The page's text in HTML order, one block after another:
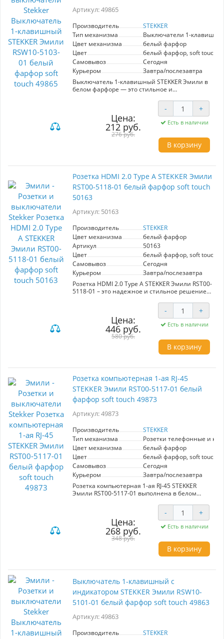
Артикул: 49865
Производитель
STEKKER
Тип механизма
Выключатели 1-
Цвет механизма
белый фарфор
Цвет
белый фарфор, soft touch
Самовывоз
Сегодня
Курьером
Завтра/послезавтра
Выключатель 1-клавишный STEKKER Эмили в
белом фарфоре — это стильное и
Артикул 49865 входит в уникальную серию
Эмили, известную своим элегантным
дизайном и простыми линиями.
Изготовленный из прочного поликарбоната,
этот выключатель безопасен: не
поддерживает горение и выдерживает
температуру свыше 850 °C. Номинальное
делает его подходящим для большинства
Внутренний блок из полиамида 6.6 и
токоведущая часть из оловяннофосфорной
бронзы обеспечивают надежность и
долговечность эксплуатации. Компактные
размеры 71x71x40 мм и скрытый тип
установки позволяют легко интегрировать
выключатель в любые дизайнерские решения.
Soft touch покрытие делает его приятным на
ощупь, а белый цвет придаёт особую
изысканность. Выбор STEKKER — это
уверенность в качестве и стильный акцент
вашего дома.
Цена:
212 руб.
276 руб.
- +
Есть в наличии
В корзину
Розетка HDMI 2.0 Type A STEKKER Эмили
RST00-5118-01 белый фарфор soft touch
50163
Артикул: 50163
Производитель
STEKKER
Цвет механизма
белый фарфор
Артикул
50163
Цвет
белый фарфор, soft touch
Самовывоз
Сегодня
Курьером
Завтра/послезавтра
Розетка HDMI 2.0 Type A STEKKER Эмили RST00-
5118-01 – это надежное и стильное решение
Изготовленная из качественных материалов
(поликарбонат, латунь, сталь), она гарантирует
долгий срок службы до 25 лет. Элегантный
дизайн в цвете белый фарфор с мягким
покрытием легко впишется в любой интерьер.
С розеткой STEKKER вы сможете без труда
устройства, обеспечивая стабильную передачу
использования в домашних кинотеатрах,
офисах и учебных заведениях. С диапазоном
рабочих температур от 0 до +35°C, она отлично
функционирует в различных условиях.
Выбирайте надежность и стиль с розеткой
STEKKER Эмили.
Цена:
446 руб.
580 руб.
- +
Есть в наличии
В корзину
Розетка компьютерная 1-ая RJ-45
STEKKER Эмили RST00-5117-01 белый
фарфор soft touch 49873
Артикул: 49873
Производитель
STEKKER
Тип механизма
Розетки телефонные и
Цвет механизма
белый фарфор
Цвет
белый фарфор, soft touch
Самовывоз
Сегодня
Курьером
Завтра/послезавтра
Розетка компьютерная 1-ая RJ-45 STEKKER
Эмили RST00-5117-01 выполнена в белом
Предназначена для подключения
компьютерных устройств, обеспечивая
надежный и стабильный интернет-сигнал.
Плавный дизайн и высококачественные
материалы делают её идеальным выбором
для современных интерьеров. Преимущества:
легкость в установке, долговечность и
Цена:
268 руб.
348 руб.
- +
Есть в наличии
В корзину
Выключатель 1-клавишный c
индикатором STEKKER Эмили RSW10-
5101-01 белый фарфор soft touch 49863
Артикул: 49863
Производитель
STEKKER